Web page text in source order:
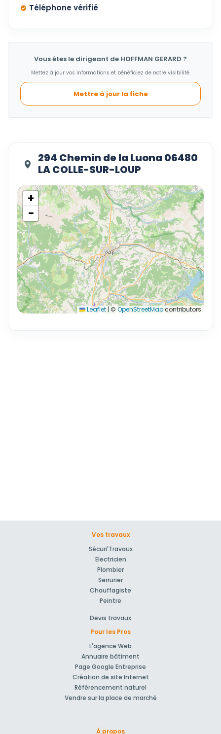
Téléphone vérifié
Vous êtes le dirigeant de HOFFMAN GERARD ?
Mettez à jour vos informations et bénéficiez de notre visibilité.
Mettre à jour la fiche
294 Chemin de la Luona 06480
LA COLLE-SUR-LOUP
+
−
Leaflet | © OpenStreetMapcontributors
Vos travaux
Sécuri'Travaux
Electricien
Plombier
Serrurier
Chauffagiste
Peintre
Devis travaux
Pour les Pros
L'agence Web
Annuaire bâtiment
Page Google Entreprise
Création de site Internet
Référencement naturel
Vendre sur la place de marché
À propos